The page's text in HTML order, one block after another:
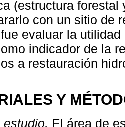
(estructura
con un sitio de
evaluar la
indicador de la
a restauración
Y
estudio. El área de